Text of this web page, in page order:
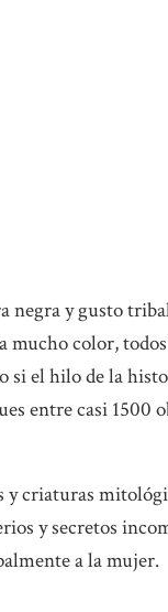
y gusto
mucho color,
si el hilo de la
entre casi 1500
criaturas
y secretos
a la mujer.